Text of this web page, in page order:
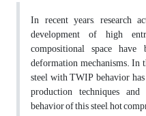
In recent years, research
development of high
compositional space
deformation mechanisms. In
steel with TWIP behavior
production techniques
behavior of this steel, hot